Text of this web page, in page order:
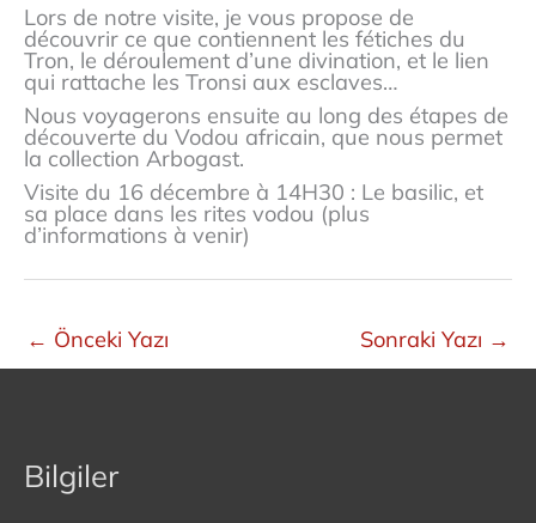
Lors de notre visite, je vous propose de
découvrir ce que contiennent les fétiches du
Tron, le déroulement d’une divination, et le lien
qui rattache les Tronsi aux esclaves…
Nous voyagerons ensuite au long des étapes de
découverte du Vodou africain, que nous permet
la collection Arbogast.
Visite du 16 décembre à 14H30 : Le basilic, et
sa place dans les rites vodou (plus
d’informations à venir)
← Önceki Yazı Sonraki Yazı →
Bilgiler